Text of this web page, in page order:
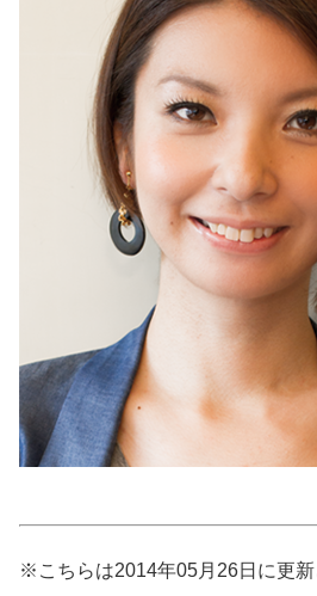
ココロ/カラダ
グルメ
トラベル
カルチャー/エンタメ
占い
性と愛
※こちらは2014年05月26日に更新